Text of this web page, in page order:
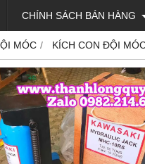
CHÍNH SÁCH BÁN HÀNG
MÓC KÍCH CON ĐỘI